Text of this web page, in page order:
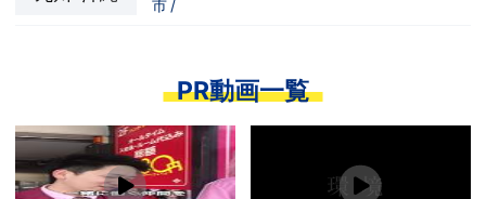
市 /
PR動画一覧